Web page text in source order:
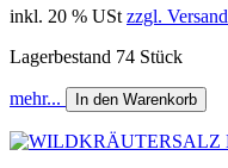
inkl. 20 % USt zzgl.
Lagerbestand 74 Stück
mehr... In den Warenkorb